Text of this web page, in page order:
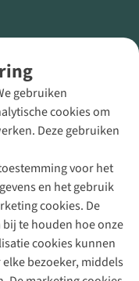
gebruiken
cookies om
Deze gebruiken
voor het
en het gebruik
cookies. De
te houden hoe onze
cookies kunnen
bezoeker, middels